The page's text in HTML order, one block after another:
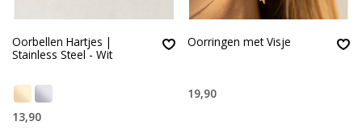
Oorbellen Hartjes |
Stainless Steel - Wit
13,90
Oorringen met Visje
19,90